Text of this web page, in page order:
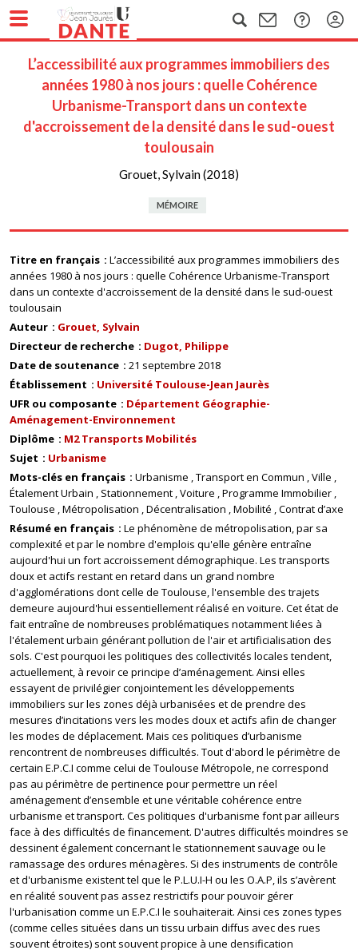
L’accessibilité aux programmes immobiliers des
années 1980 à nos jours : quelle Cohérence
Urbanisme-Transport dans un contexte
d'accroissement de la densité dans le sud-ouest
toulousain
Grouet, Sylvain (2018)
MÉMOIRE
Titre en français
L’accessibilité aux programmes immobiliers des
années 1980 à nos jours : quelle Cohérence Urbanisme-Transport
dans un contexte d'accroissement de la densité dans le sud-ouest
toulousain
Auteur
Grouet, Sylvain
Directeur de recherche
Dugot, Philippe
Date de soutenance
21 septembre 2018
Établissement
Université Toulouse-Jean Jaurès
UFR ou composante
Département Géographie-
Aménagement-Environnement
Diplôme
M2 Transports Mobilités
Sujet
Urbanisme
Mots-clés en français
Urbanisme Transport en Commun Ville
Étalement Urbain
Stationnement Voiture Programme Immobilier
Toulouse Métropolisation Décentralisation Mobilité Contrat d’axe
Résumé en français
Le phénomène de métropolisation, par sa
complexité et par le nombre d'emplois qu'elle génère entraîne
aujourd'hui un fort accroissement démographique. Les transports
doux et actifs restant en retard dans un grand nombre
d'agglomérations dont celle de Toulouse, l'ensemble des trajets
demeure aujourd'hui essentiellement réalisé en voiture. Cet état de
fait entraîne de nombreuses problématiques notamment liées à
l'étalement urbain générant pollution de l'air et artificialisation des
sols. C'est pourquoi les politiques des collectivités locales tendent,
actuellement, à revoir ce principe d’aménagement. Ainsi elles
essayent de privilégier conjointement les développements
immobiliers sur les zones déjà urbanisées et de prendre des
mesures d’incitations vers les modes doux et actifs afin de changer
les modes de déplacement. Mais ces politiques d’urbanisme
rencontrent de nombreuses difficultés. Tout d'abord le périmètre de
certain E.P.C.I comme celui de Toulouse Métropole, ne correspond
pas au périmètre de pertinence pour permettre un réel
aménagement d’ensemble et une véritable cohérence entre
urbanisme et transport. Ces politiques d'urbanisme font par ailleurs
face à des difficultés de financement. D'autres difficultés moindres se
dessinent également concernant le stationnement sauvage ou le
ramassage des ordures ménagères. Si des instruments de contrôle
et d'urbanisme existent tel que le P.L.U.I-H ou les O.A.P, ils s’avèrent
en réalité souvent pas assez restrictifs pour pouvoir gérer
l'urbanisation comme un E.P.C.I le souhaiterait. Ainsi ces zones types
(comme celles situées dans un tissu urbain diffus avec des rues
souvent étroites) sont souvent propice à une densification